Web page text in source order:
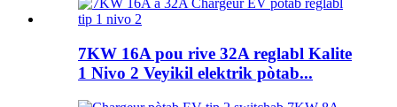
7KW 16A pou rive 32A reglabl Kalite
1 Nivo 2 Veyikil elektrik pòtab...